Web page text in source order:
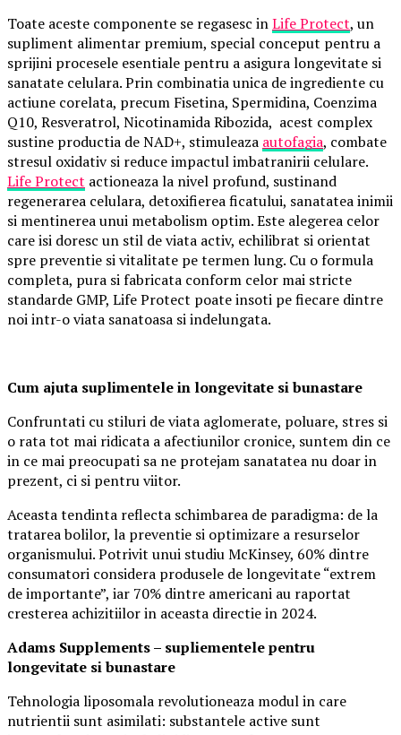
Toate aceste componente se regasesc inLife Protect, un
supliment alimentar premium, special conceput pentru a
sprijini procesele esentiale pentru a asigura longevitate si
sanatate celulara. Prin combinatia unica de ingrediente cu
actiune corelata, precum Fisetina, Spermidina, Coenzima
Q10, Resveratrol, Nicotinamida Ribozida, acest complex
sustine productia de NAD+, stimuleaza autofagia, combate
stresul oxidativ si reduce impactul imbatranirii celulare.
Life Protect actioneaza la nivel profund, sustinand
regenerarea celulara, detoxifierea ficatului, sanatatea inimii
si mentinerea unui metabolism optim. Este alegerea celor
care isi doresc un stil de viata activ, echilibrat si orientat
spre preventie si vitalitate pe termen lung. Cu o formula
completa, pura si fabricata conform celor mai stricte
standarde GMP, Life Protect poate insoti pe fiecare dintre
noi intr-o viata sanatoasa si indelungata.
Cum ajuta suplimentele in longevitate si bunastare
Confruntati cu stiluri de viata aglomerate, poluare, stres si
o rata tot mai ridicata a afectiunilor cronice, suntem din ce
in ce mai preocupati sa ne protejam sanatatea nu doar in
prezent, ci si pentru viitor.
Aceasta tendinta reflecta schimbarea de paradigma: de la
tratarea bolilor, la preventie si optimizare a resurselor
organismului. Potrivit unui studiu McKinsey, 60% dintre
consumatori considera produsele de longevitate “extrem
de importante”, iar 70% dintre americani au raportat
cresterea achizitiilor in aceasta directie in 2024.
Adams Supplements – supliementelepentru
longevitate si bunastare
Tehnologia liposomala revolutioneaza modul in care
nutrientii sunt asimilati: substantele active sunt